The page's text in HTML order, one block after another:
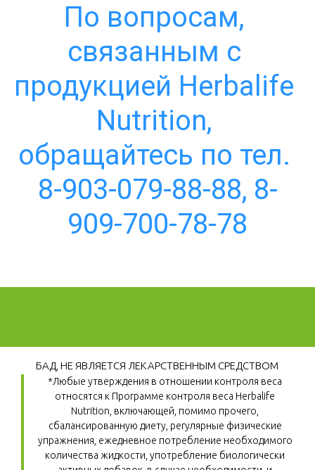
По вопросам,
связанным с
продукцией Herbalife
Nutrition,
обращайтесь по тел.
8-903-079-88-88, 8-
909-700-78-78
БАД, НЕ ЯВЛЯЕТСЯ ЛЕКАРСТВЕННЫМ СРЕДСТВОМ
*Любые утверждения в отношении контроля веса
относятся к Программе контроля веса Herbalife
Nutrition, включающей, помимо прочего,
сбалансированную диету, регулярные физические
упражнения, ежедневное потребление необходимого
количества жидкости, употребление биологически